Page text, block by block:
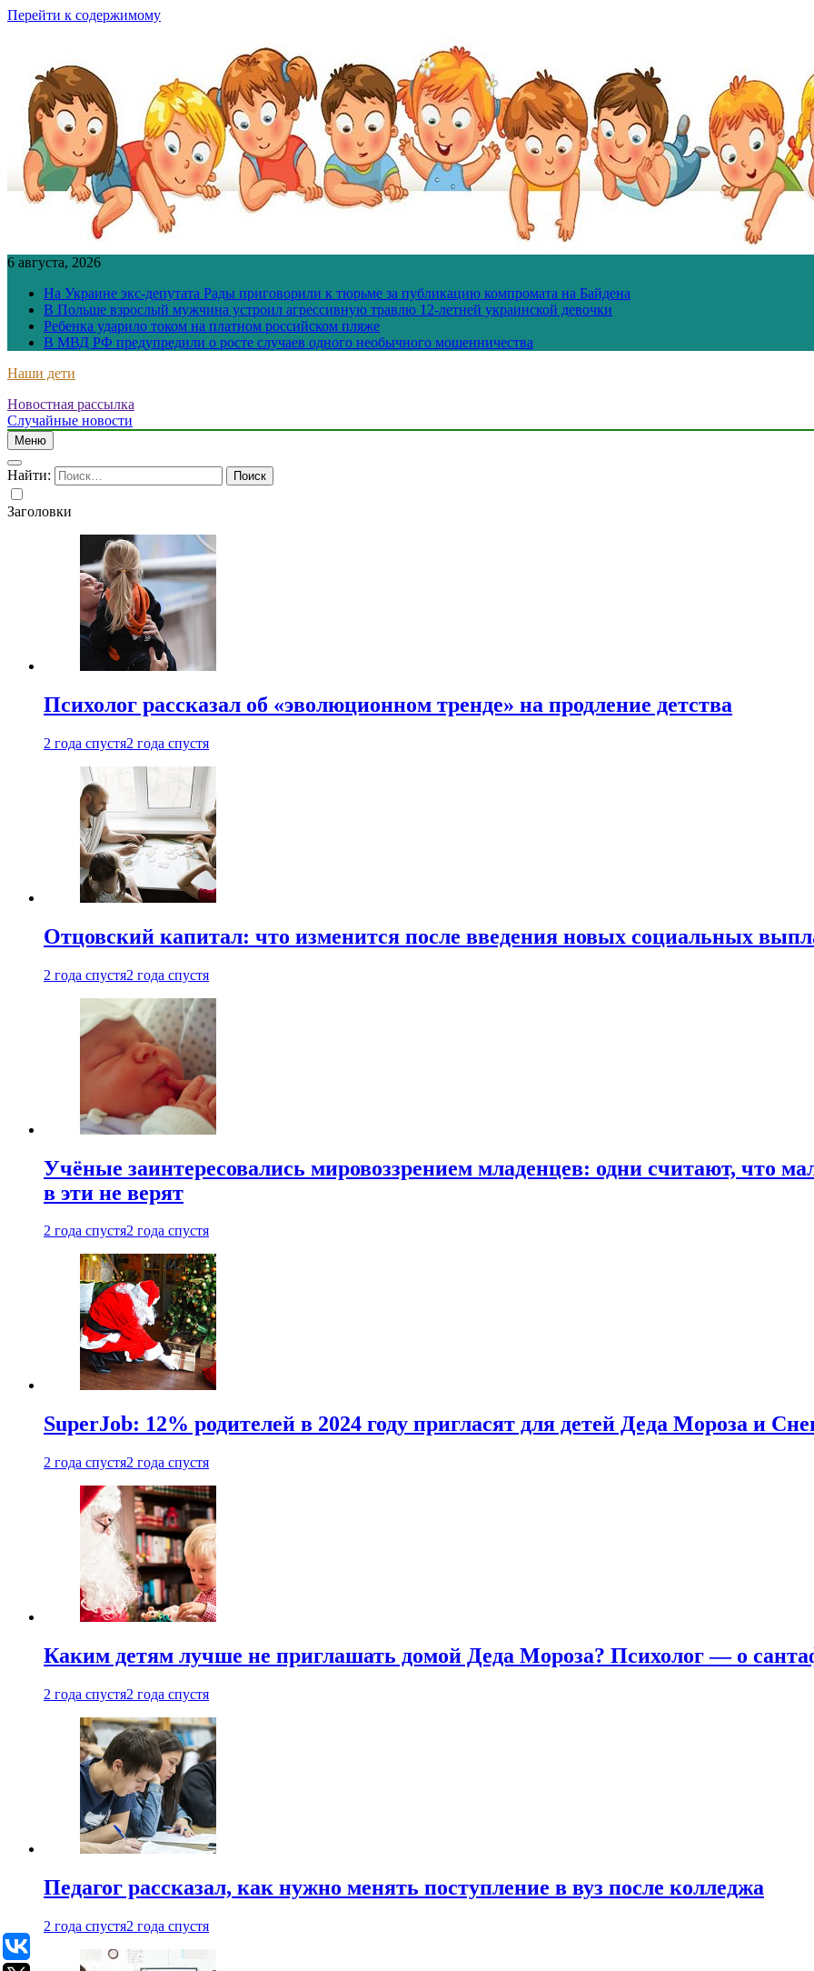
Перейти к содержимому
6 августа, 2026
На Украине экс-депутата Рады приговорили к тюрьме за публикацию компромата на Байдена
В Польше взрослый мужчина устроил агрессивную травлю 12-летней украинской девочки
Ребенка ударило током на платном российском пляже
В МВД РФ предупредили о росте случаев одного необычного мошенничества
Наши дети
Новостная рассылка
Случайные новости
Меню
Найти:
Заголовки
Психолог рассказал об «эволюционном тренде» на продление детства
2 года спустя2 года спустя
Отцовский капитал: что изменится после введения новых социальных
2 года спустя2 года спустя
Учёные заинтересовались мировоззрением младенцев: одни считают, что
в эти не верят
2 года спустя2 года спустя
SuperJob: 12% родителей в 2024 году пригласят для детей Деда Мороза и
2 года спустя2 года спустя
Каким детям лучше не приглашать домой Деда Мороза? Психолог — о
2 года спустя2 года спустя
Педагог рассказал, как нужно менять поступление в вуз после колледжа
2 года спустя2 года спустя